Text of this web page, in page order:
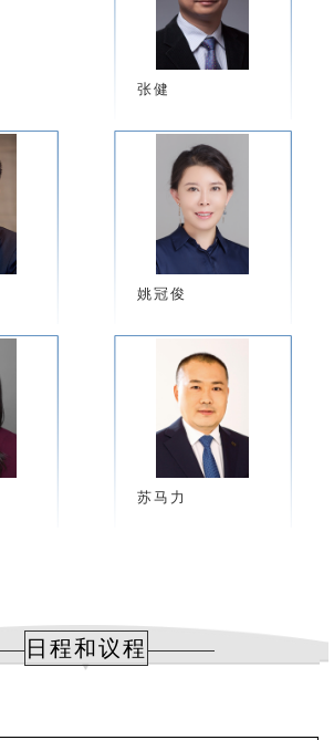
张健
姚冠俊
苏马力
日程和议程